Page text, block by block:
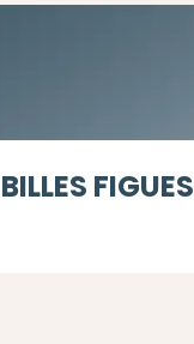
FIGUES